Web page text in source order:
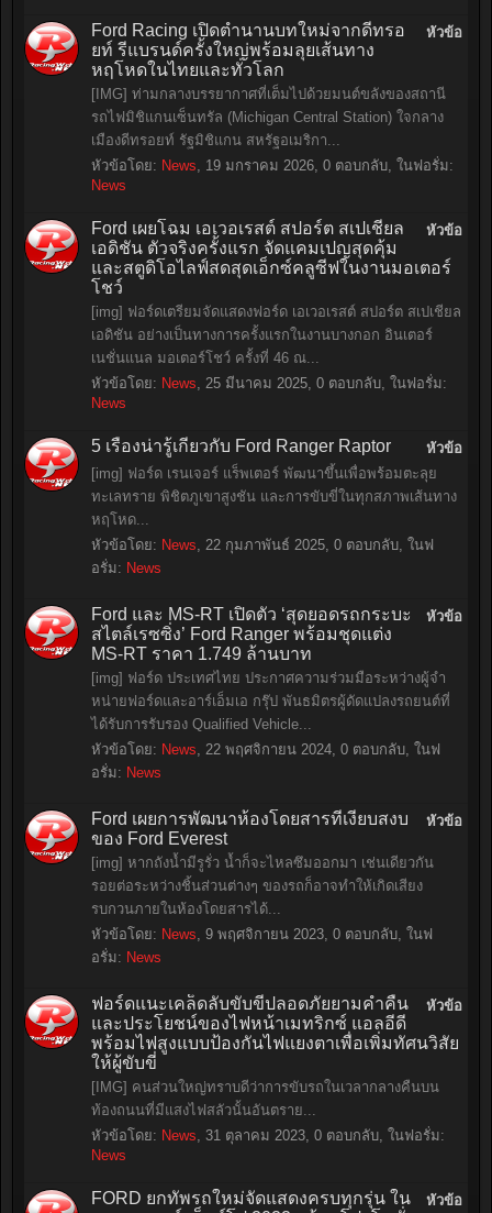
หัวข้อ
Ford Racing เปิดตำนานบทใหม่จากดีทรอ
ยท์ รีแบรนด์ครั้งใหญ่พร้อมลุยเส้นทาง
หฤโหดในไทยและทั่วโลก
[IMG] ท่ามกลางบรรยากาศที่เต็มไปด้วยมนต์ขลังของสถานี
รถไฟมิชิแกนเซ็นทรัล (Michigan Central Station) ใจกลาง
เมืองดีทรอยท์ รัฐมิชิแกน สหรัฐอเมริกา...
หัวข้อโดย: News, 19 มกราคม 2026, 0 ตอบกลับ, ในฟอรั่ม:
News
หัวข้อ
Ford เผยโฉม เอเวอเรสต์ สปอร์ต สเปเชียล
เอดิชัน ตัวจริงครั้งแรก จัดแคมเปญสุดคุ้ม
และสตูดิโอไลฟ์สดสุดเอ็กซ์คลูซีฟในงานมอเตอร์
โชว์
[img] ฟอร์ดเตรียมจัดแสดงฟอร์ด เอเวอเรสต์ สปอร์ต สเปเชียล
เอดิชัน อย่างเป็นทางการครั้งแรกในงานบางกอก อินเตอร์
เนชั่นแนล มอเตอร์โชว์ ครั้งที่ 46 ณ...
หัวข้อโดย: News, 25 มีนาคม 2025, 0 ตอบกลับ, ในฟอรั่ม:
News
หัวข้อ
5 เรื่องน่ารู้เกี่ยวกับ Ford Ranger Raptor
[img] ฟอร์ด เรนเจอร์ แร็พเตอร์ พัฒนาขึ้นเพื่อพร้อมตะลุย
ทะเลทราย พิชิตภูเขาสูงชัน และการขับขี่ในทุกสภาพเส้นทาง
หฤโหด...
หัวข้อโดย: News, 22 กุมภาพันธ์ 2025, 0 ตอบกลับ, ในฟ
อรั่ม: News
หัวข้อ
Ford และ MS-RT เปิดตัว ‘สุดยอดรถกระบะ
สไตล์เรซซิ่ง’ Ford Ranger พร้อมชุดแต่ง
MS-RT ราคา 1.749 ล้านบาท
[img] ฟอร์ด ประเทศไทย ประกาศความร่วมมือระหว่างผู้จำ
หน่ายฟอร์ดและอาร์เอ็มเอ กรุ๊ป พันธมิตรผู้ดัดแปลงรถยนต์ที่
ได้รับการรับรอง Qualified Vehicle...
หัวข้อโดย: News, 22 พฤศจิกายน 2024, 0 ตอบกลับ, ในฟ
อรั่ม: News
หัวข้อ
Ford เผยการพัฒนาห้องโดยสารที่เงียบสงบ
ของ Ford Everest
[img] หากถังน้ำมีรูรั่ว น้ำก็จะไหลซึมออกมา เช่นเดียวกัน
รอยต่อระหว่างชิ้นส่วนต่างๆ ของรถก็อาจทำให้เกิดเสียง
รบกวนภายในห้องโดยสารได้...
หัวข้อโดย: News, 9 พฤศจิกายน 2023, 0 ตอบกลับ, ในฟ
อรั่ม: News
หัวข้อ
ฟอร์ดแนะเคล็ดลับขับขี่ปลอดภัยยามค่ำคืน
และประโยชน์ของไฟหน้าเมทริกซ์ แอลอีดี
พร้อมไฟสูงแบบป้องกันไฟแยงตาเพื่อเพิ่มทัศนวิสัย
ให้ผู้ขับขี่
[IMG] คนส่วนใหญ่ทราบดีว่าการขับรถในเวลากลางคืนบน
ท้องถนนที่มีแสงไฟสลัวนั้นอันตราย...
หัวข้อโดย: News, 31 ตุลาคม 2023, 0 ตอบกลับ, ในฟอรั่ม:
News
หัวข้อ
FORD ยกทัพรถใหม่จัดแสดงครบทุกรุ่น ใน